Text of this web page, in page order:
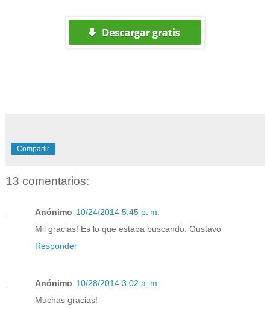
Compartir
13 comentarios:
Anónimo 10/24/2014 5:45 p. m.
Mil gracias! Es lo que estaba buscando. Gustavo
Responder
Anónimo 10/28/2014 3:02 a. m.
Muchas gracias!